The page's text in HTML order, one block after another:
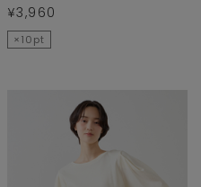
¥3,960
×10pt